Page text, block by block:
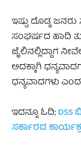
ಇಷ್ಟು ದೊಡ್ಡ
ಸಂಘರ್ಷದ ಹಾದಿ
ಜೈಲಿನಲ್ಲಿದ್ದಾಗ
ಅದಕ್ಕಾಗಿ
ಧನ್ಯವಾದಗಳು
ಇದನ್ನೂ ಓದಿ;
ಸರ್ಕಾರದ